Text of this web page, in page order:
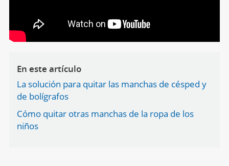
En este artículo
La solución para quitar las manchas de césped y
de bolígrafos
Cómo quitar otras manchas de la ropa de los
niños